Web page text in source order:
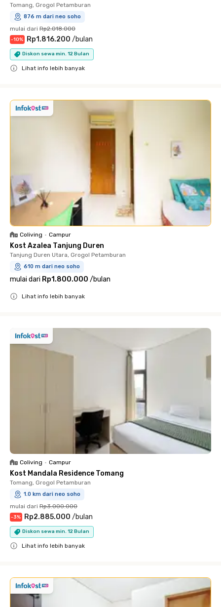
Tomang, Grogol Petamburan
876 m dari neo soho
mulai dari Rp2.018.000
-10% Rp1.816.200 /bulan
Diskon sewa min. 12 Bulan
Lihat info lebih banyak
Coliving • Campur
Kost Azalea Tanjung Duren
Tanjung Duren Utara, Grogol Petamburan
610 m dari neo soho
mulai dari Rp1.800.000 /bulan
Lihat info lebih banyak
Coliving • Campur
Kost Mandala Residence Tomang
Tomang, Grogol Petamburan
1.0 km dari neo soho
mulai dari Rp3.000.000
-3% Rp2.885.000 /bulan
Diskon sewa min. 12 Bulan
Lihat info lebih banyak